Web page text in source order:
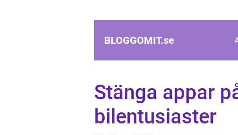
BLOGGOMIT.se
Stänga appar
bilentusiaster